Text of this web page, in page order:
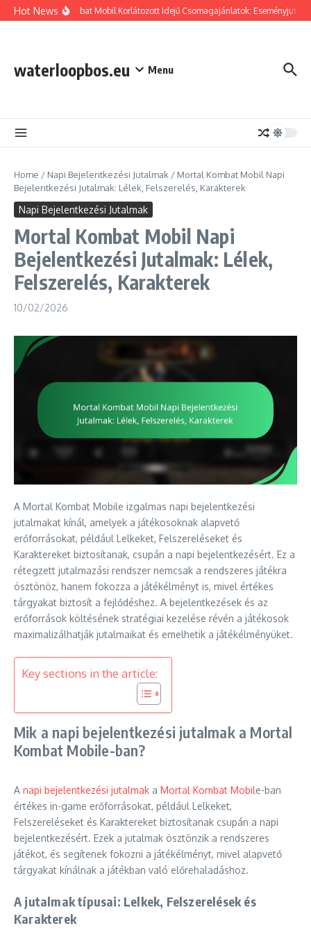
Skip to content
Hot News
Mortal Kombat Mobil Korlátozott Idejű Csomagajánlatok:
waterloopbos.eu Menu
Home / Napi Bejelentkezési Jutalmak / Mortal Kombat Mobil Napi
Bejelentkezési Jutalmak: Lélek, Felszerelés, Karakterek
Napi Bejelentkezési Jutalmak
Mortal Kombat Mobil Napi
Bejelentkezési Jutalmak: Lélek,
Felszerelés, Karakterek
10/02/2026
A Mortal Kombat Mobile izgalmas napi bejelentkezési
jutalmakat kínál, amelyek a játékosoknak alapvető
erőforrásokat, például Lelkeket, Felszereléseket és
Karaktereket biztosítanak, csupán a napi bejelentkezésért. Ez a
rétegzett jutalmazási rendszer nemcsak a rendszeres játékra
ösztönöz, hanem fokozza a játékélményt is, mivel értékes
tárgyakat biztosít a fejlődéshez. A bejelentkezések és az
erőforrások költésének stratégiai kezelése révén a játékosok
maximalizálhatják jutalmaikat és emelhetik a játékélményüket.
Key sections in the article:
Mik a napi bejelentkezési jutalmak a Mortal
Kombat Mobile-ban?
A napi bejelentkezési jutalmak a Mortal Kombat Mobile-ban
értékes in-game erőforrásokat, például Lelkeket,
Felszereléseket és Karaktereket biztosítanak csupán a napi
bejelentkezésért. Ezek a jutalmak ösztönzik a rendszeres
játékot, és segítenek fokozni a játékélményt, mivel alapvető
tárgyakat kínálnak a játékban való előrehaladáshoz.
A jutalmak típusai: Lelkek, Felszerelések és
Karakterek